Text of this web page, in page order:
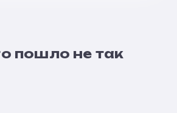
пошло не так